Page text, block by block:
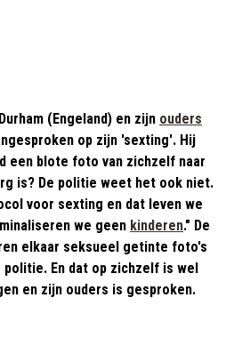
(Engeland) en zijn ouders
op zijn 'sexting'. Hij
een blote foto van zichzelf naar
is? De politie weet het ook niet.
voor sexting en dat leven we
we geen kinderen." De
elkaar seksueel getinte foto's
politie. En dat op zichzelf is wel
en zijn ouders is gesproken.